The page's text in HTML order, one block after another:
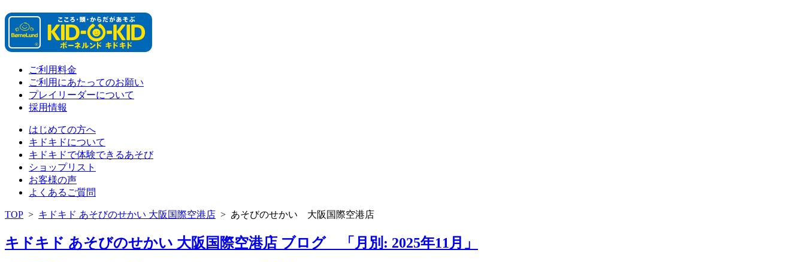
ご利用料金
ご利用にあたってのお願い
プレイリーダーについて
採用情報
はじめての方へ
キドキドについて
キドキドで体験できるあそび
ショップリスト
お客様の声
よくあるご質問
TOP > キドキド あそびのせかい 大阪国際空港店 > あそびのせかい 大阪国際空港店
キドキド あそびのせかい 大阪国際空港店 ブログ 「月別: 2025年11月」